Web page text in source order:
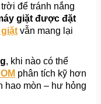
để tránh nắng
giặt được đặt
vẫn mang lại
phân tích kỹ hơn
hao mòn – hư hỏng